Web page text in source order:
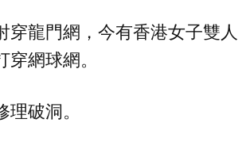
穿龍門網，今有香港女子雙人
穿網球網。
破洞。